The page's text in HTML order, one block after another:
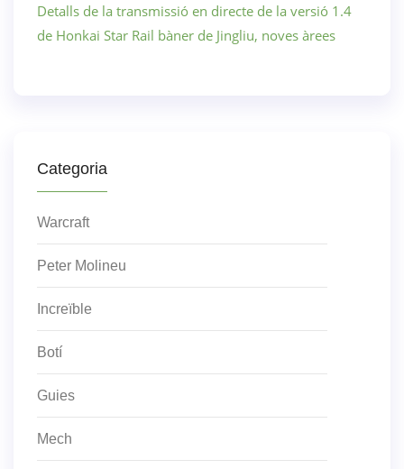
Detalls de la transmissió en directe de la versió 1.4
de Honkai Star Rail bàner de Jingliu, noves àrees
Categoria
Warcraft
Peter Molineu
Increïble
Botí
Guies
Mech